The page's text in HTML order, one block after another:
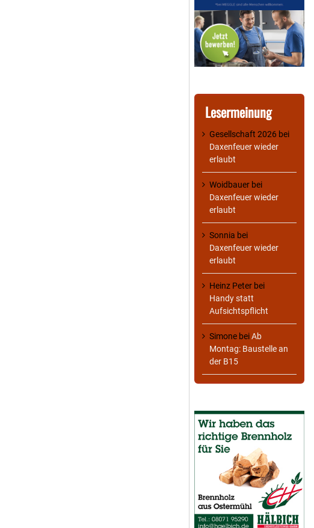
Lesermeinung
Gesellschaft 2026 bei
Daxenfeuer wieder
erlaubt
Woidbauer bei
Daxenfeuer wieder
erlaubt
Sonnia bei
Daxenfeuer wieder
erlaubt
Heinz Peter bei
Handy statt
Aufsichtspflicht
Simone beiAb
Montag: Baustelle an
der B15